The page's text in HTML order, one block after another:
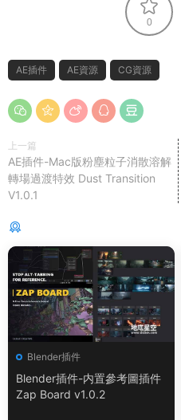
0
AE插件 AE資源 CG資源
上一篇
AE插件-Mac版粉塵粒子消散溶解
轉場過渡特效 Dust Transition
V1.0.1
Blender插件
Blender插件-内置參考圖插件
Zap Board v1.0.2